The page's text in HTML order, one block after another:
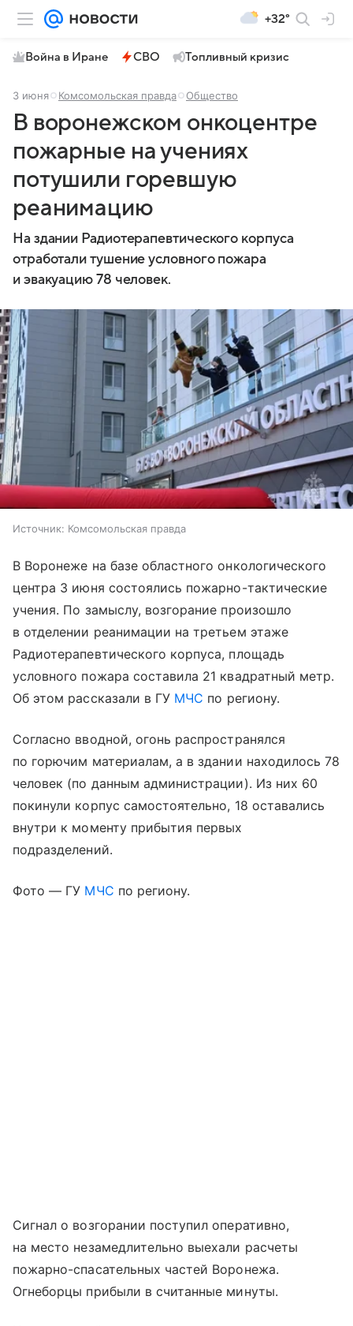
+32°
Война в Иране СВО Топливный кризис
3 июня Комсомольская правда Общество
В воронежском онкоцентре
пожарные на учениях
потушили горевшую
реанимацию
На здании Радиотерапевтического корпуса
отработали тушение условного пожара
и эвакуацию 78 человек.
Источник: Комсомольская правда
В Воронеже на базе областного онкологического
центра 3 июня состоялись пожарно-тактические
учения. По замыслу, возгорание произошло
в отделении реанимации на третьем этаже
Радиотерапевтического корпуса, площадь
условного пожара составила 21 квадратный метр.
Об этом рассказали в ГУ МЧС по региону.
Согласно вводной, огонь распространялся
по горючим материалам, а в здании находилось 78
человек (по данным администрации). Из них 60
покинули корпус самостоятельно, 18 оставались
внутри к моменту прибытия первых
подразделений.
Фото — ГУ МЧС по региону.
Сигнал о возгорании поступил оперативно,
на место незамедлительно выехали расчеты
пожарно-спасательных частей Воронежа.
Огнеборцы прибыли в считанные минуты.